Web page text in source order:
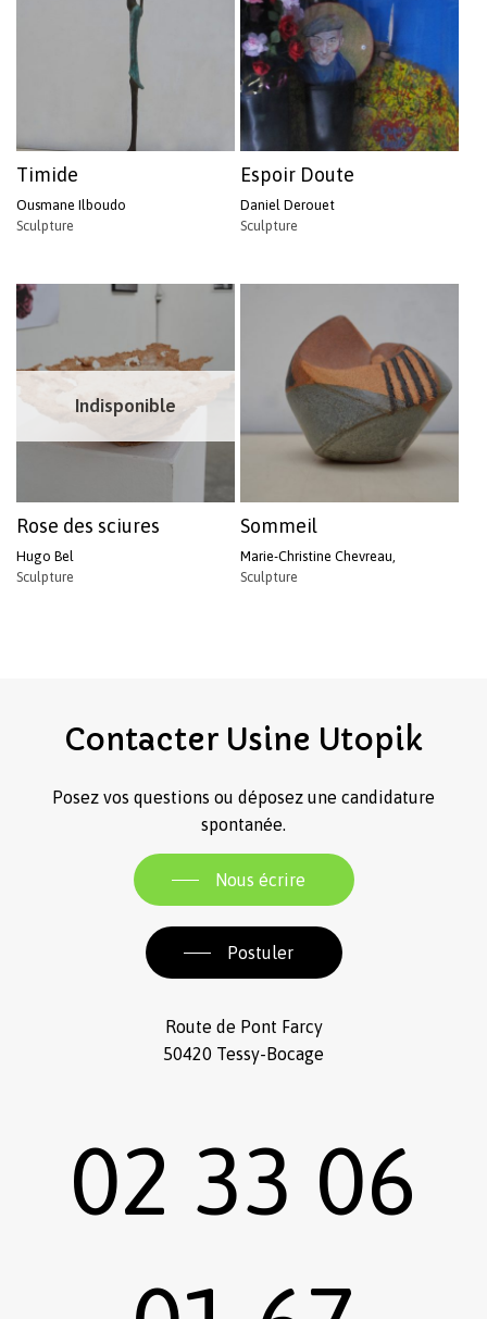
Timide
Ousmane Ilboudo
Sculpture
Espoir Doute
Daniel Derouet
Sculpture
Indisponible
Rose des sciures
Hugo Bel
Sculpture
Sommeil
Marie-Christine Chevreau,
Sculpture
Contacter Usine Utopik
Posez vos questions ou déposez une candidature
spontanée.
Nous écrire
Postuler
Route de Pont Farcy
50420 Tessy-Bocage
02 33 06